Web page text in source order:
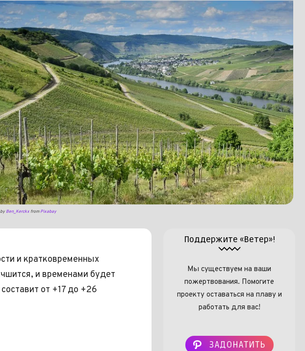
byBen_Kerckx fromPixabay
и кратковременных
и временами будет
от +17 до +26
Поддержите «Ветер»!
Мы существуем на ваши
пожертвования. Помогите
проекту оставаться на плаву и
работать для вас!
ЗАДОНАТИТЬ